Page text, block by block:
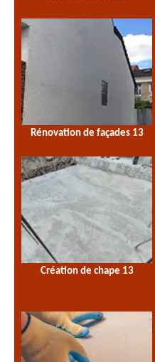
Rénovation de façades 13
Création de chape 13